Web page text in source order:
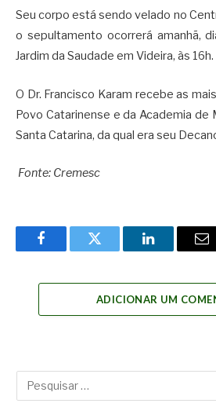
Seu corpo está sendo velado no
o sepultamento ocorrerá amanhã,
Jardim da Saudade em Videira, às 16h.
O Dr. Francisco Karam recebe as
Povo Catarinense e da Academia de
Santa Catarina, da qual era seu
Fonte: Cremesc
FacebookTwitter LinkedIn
ADICIONAR UM